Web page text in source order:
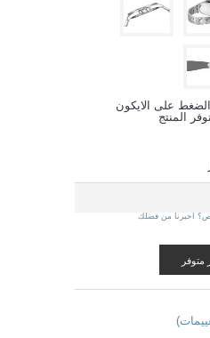
على الايكون
المنتج
اخبرنا من فضلك
متوفر